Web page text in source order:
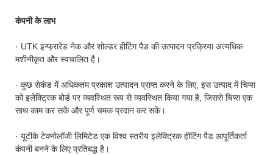
कंपनी के लाभ
· UTK इन्फ्रारेड नेक और शोल्डर हीटिंग पैड की उत्पादन प्रक्रिया अत्यधिक
मशीनीकृत और स्वचालित है।
· कुछ सेकंड में अधिकतम प्रकाश उत्पादन प्राप्त करने के लिए, इस उत्पाद में चिप्स
को इलेक्ट्रिक बोर्ड पर व्यवस्थित रूप से व्यवस्थित किया गया है, जिससे चिप्स एक
साथ काम कर सकें और पूर्ण चमक प्रदान कर सकें।
· यूटीके टेक्नोलॉजी लिमिटेड एक विश्व स्तरीय इलेक्ट्रिक हीटिंग पैड आपूर्तिकर्ता
कंपनी बनने के लिए प्रतिबद्ध है।